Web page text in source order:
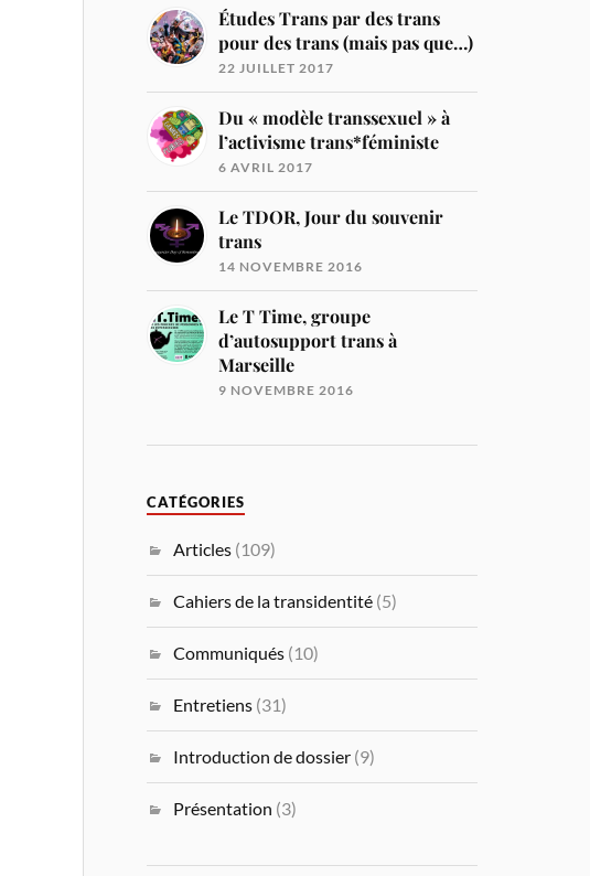
Études Trans par des trans
pour des trans (mais pas que…)
22 JUILLET 2017
Du « modèle transsexuel » à
l’activisme trans*féministe
6 AVRIL 2017
Le TDOR, Jour du souvenir
trans
14 NOVEMBRE 2016
Le T Time, groupe
d’autosupport trans à
Marseille
9 NOVEMBRE 2016
CATÉGORIES
Articles (109)
Cahiers de la transidentité (5)
Communiqués (10)
Entretiens (31)
Introduction de dossier (9)
Présentation (3)